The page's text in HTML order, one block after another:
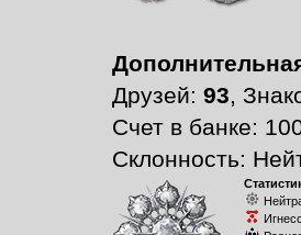
Друзей: 93,
Счет в банке:
Склонность: